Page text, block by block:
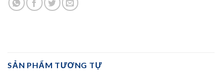
SẢN PHẨM TƯƠNG TỰ